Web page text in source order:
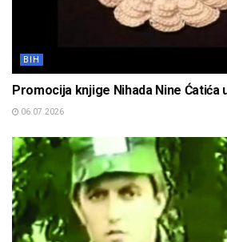
BIH
Promocija knjige Nihada Nine Ćatića
06.07.2026